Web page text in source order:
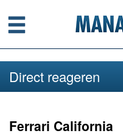
Menu
Direct reageren
Ferrari California